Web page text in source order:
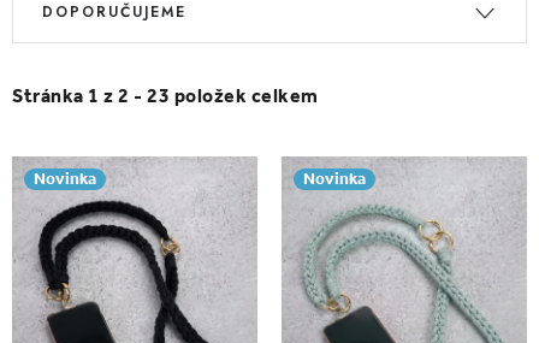
O nás Blog Kontakt
i
p
r
d
u
k
Stránka 1 z 2 - 23 položek celkem
e
í
p
o
d
u
DOPORUČUJEME
Novinka Novinka